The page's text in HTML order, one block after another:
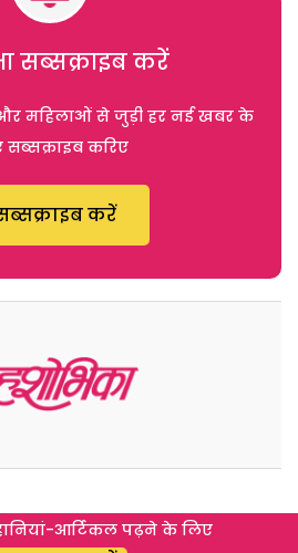
सब्सक्राइब करें
महिलाओं से जुड़ी हर नई खबर के
सब्सक्राइब करिए
करें
आर्टिकल पढ़ने के लिए